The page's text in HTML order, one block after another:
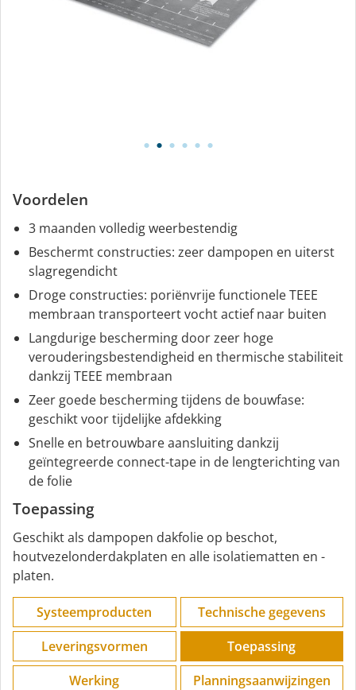
Voordelen
3 maanden volledig weerbestendig
Beschermt constructies: zeer dampopen en uiterst
slagregendicht
Droge constructies: poriënvrije functionele TEEE
membraan transporteert vocht actief naar buiten
Langdurige bescherming door zeer hoge
verouderingsbestendigheid en thermische stabiliteit
dankzij TEEE membraan
Zeer goede bescherming tijdens de bouwfase:
geschikt voor tijdelijke afdekking
Snelle en betrouwbare aansluiting dankzij
geïntegreerde connect-tape in de lengterichting van
de folie
Toepassing
Geschikt als dampopen dakfolie op beschot,
houtvezelonderdakplaten en alle isolatiematten en -
platen.
Systeemproducten
Technische gegevens
Leveringsvormen
Toepassing
Werking
Planningsaanwijzingen